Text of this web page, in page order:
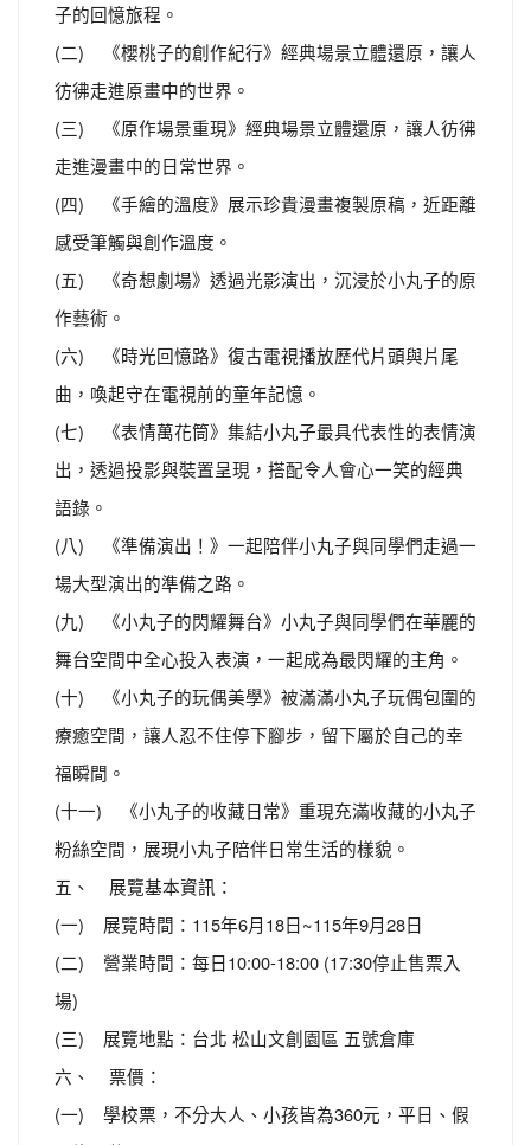
子的回憶旅程。
(二) 《櫻桃子的創作紀行》經典場景立體還原，讓人
彷彿走進原畫中的世界。
(三) 《原作場景重現》經典場景立體還原，讓人彷彿
走進漫畫中的日常世界。
(四) 《手繪的溫度》展示珍貴漫畫複製原稿，近距離
感受筆觸與創作溫度。
(五) 《奇想劇場》透過光影演出，沉浸於小丸子的原
作藝術。
(六) 《時光回憶路》復古電視播放歷代片頭與片尾
曲，喚起守在電視前的童年記憶。
(七) 《表情萬花筒》集結小丸子最具代表性的表情演
出，透過投影與裝置呈現，搭配令人會心一笑的經典
語錄。
(八) 《準備演出！》一起陪伴小丸子與同學們走過一
場大型演出的準備之路。
(九) 《小丸子的閃耀舞台》小丸子與同學們在華麗的
舞台空間中全心投入表演，一起成為最閃耀的主角。
(十) 《小丸子的玩偶美學》被滿滿小丸子玩偶包圍的
療癒空間，讓人忍不住停下腳步，留下屬於自己的幸
福瞬間。
(十一) 《小丸子的收藏日常》重現充滿收藏的小丸子
粉絲空間，展現小丸子陪伴日常生活的樣貌。
五、 展覽基本資訊：
(一) 展覽時間：115年6月18日~115年9月28日
(二) 營業時間：每日10:00-18:00 (17:30停止售票入
場)
(三) 展覽地點：台北 松山文創園區 五號倉庫
六、 票價：
(一) 學校票，不分大人、小孩皆為360元，平日、假